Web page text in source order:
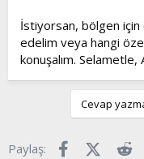
İstiyorsan, bölgen
edelim veya hangi
konuşalım. Selametle,
Cevap
Paylaş: Facebook
X